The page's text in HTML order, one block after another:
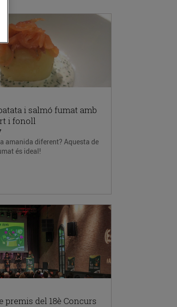
i salmó fumat amb
i fonoll
amanida diferent? Aquesta de
és ideal!
premis del 18è Concurs